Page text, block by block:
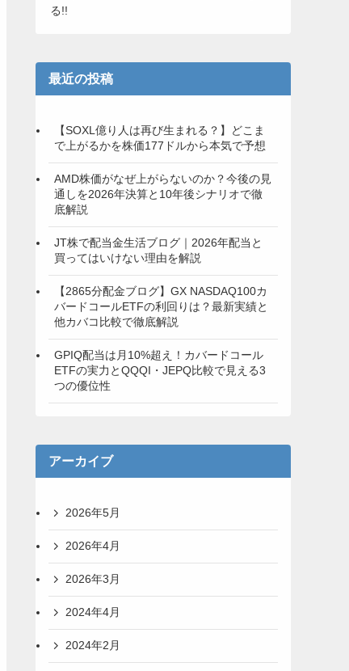
る!!
最近の投稿
【SOXL億り人は再び生まれる？】どこま
で上がるかを株価177ドルから本気で予想
AMD株価がなぜ上がらないのか？今後の見
通しを2026年決算と10年後シナリオで徹
底解説
JT株で配当金生活ブログ｜2026年配当と
買ってはいけない理由を解説
【2865分配金ブログ】GX NASDAQ100カ
バードコールETFの利回りは？最新実績と
他カバコ比較で徹底解説
GPIQ配当は月10%超え！カバードコール
ETFの実力とQQQI・JEPQ比較で見える3
つの優位性
アーカイブ
2026年5月
2026年4月
2026年3月
2024年4月
2024年2月